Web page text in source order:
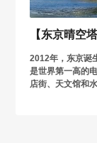
【东京晴空
2012年，东京诞
是世界第一高的
店街、天文馆和